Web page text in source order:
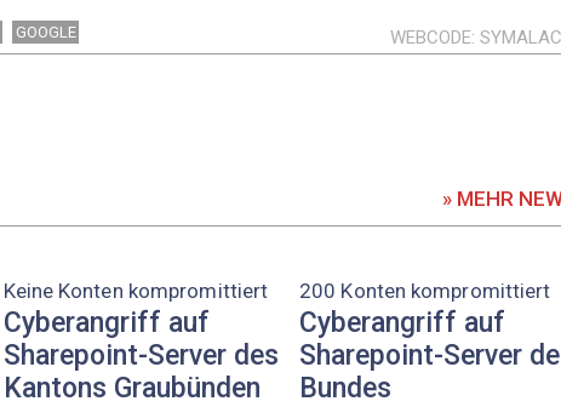
GOOGLE WEBCODE
» MEHR
Keine Konten kompromittiert
Cyberangriff auf
Sharepoint-Server des
Kantons Graubünden
200 Konten kompromittiert
Cyberangriff auf
Sharepoint-Server
Bundes